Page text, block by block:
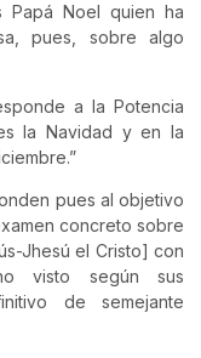
Papá Noel quien ha
pues, sobre algo
a la Potencia
la Navidad y en la
pues al objetivo
concreto sobre
Jhesú el Cristo] con
visto según sus
de semejante